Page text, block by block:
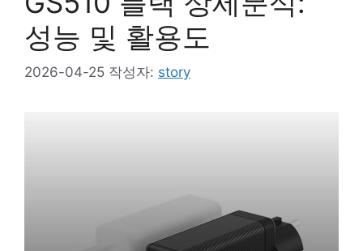
성능 및 활용도
2026-04-25 작성자: story